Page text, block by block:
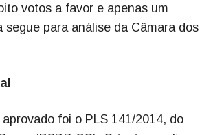
votos a favor e apenas um
segue para análise da Câmara dos
foi o PLS 141/2014, do